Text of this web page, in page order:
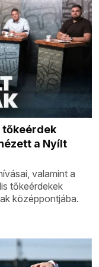
tőkeérdek
a Nyílt
valamint a
tőkeérdekek
középpontjába.